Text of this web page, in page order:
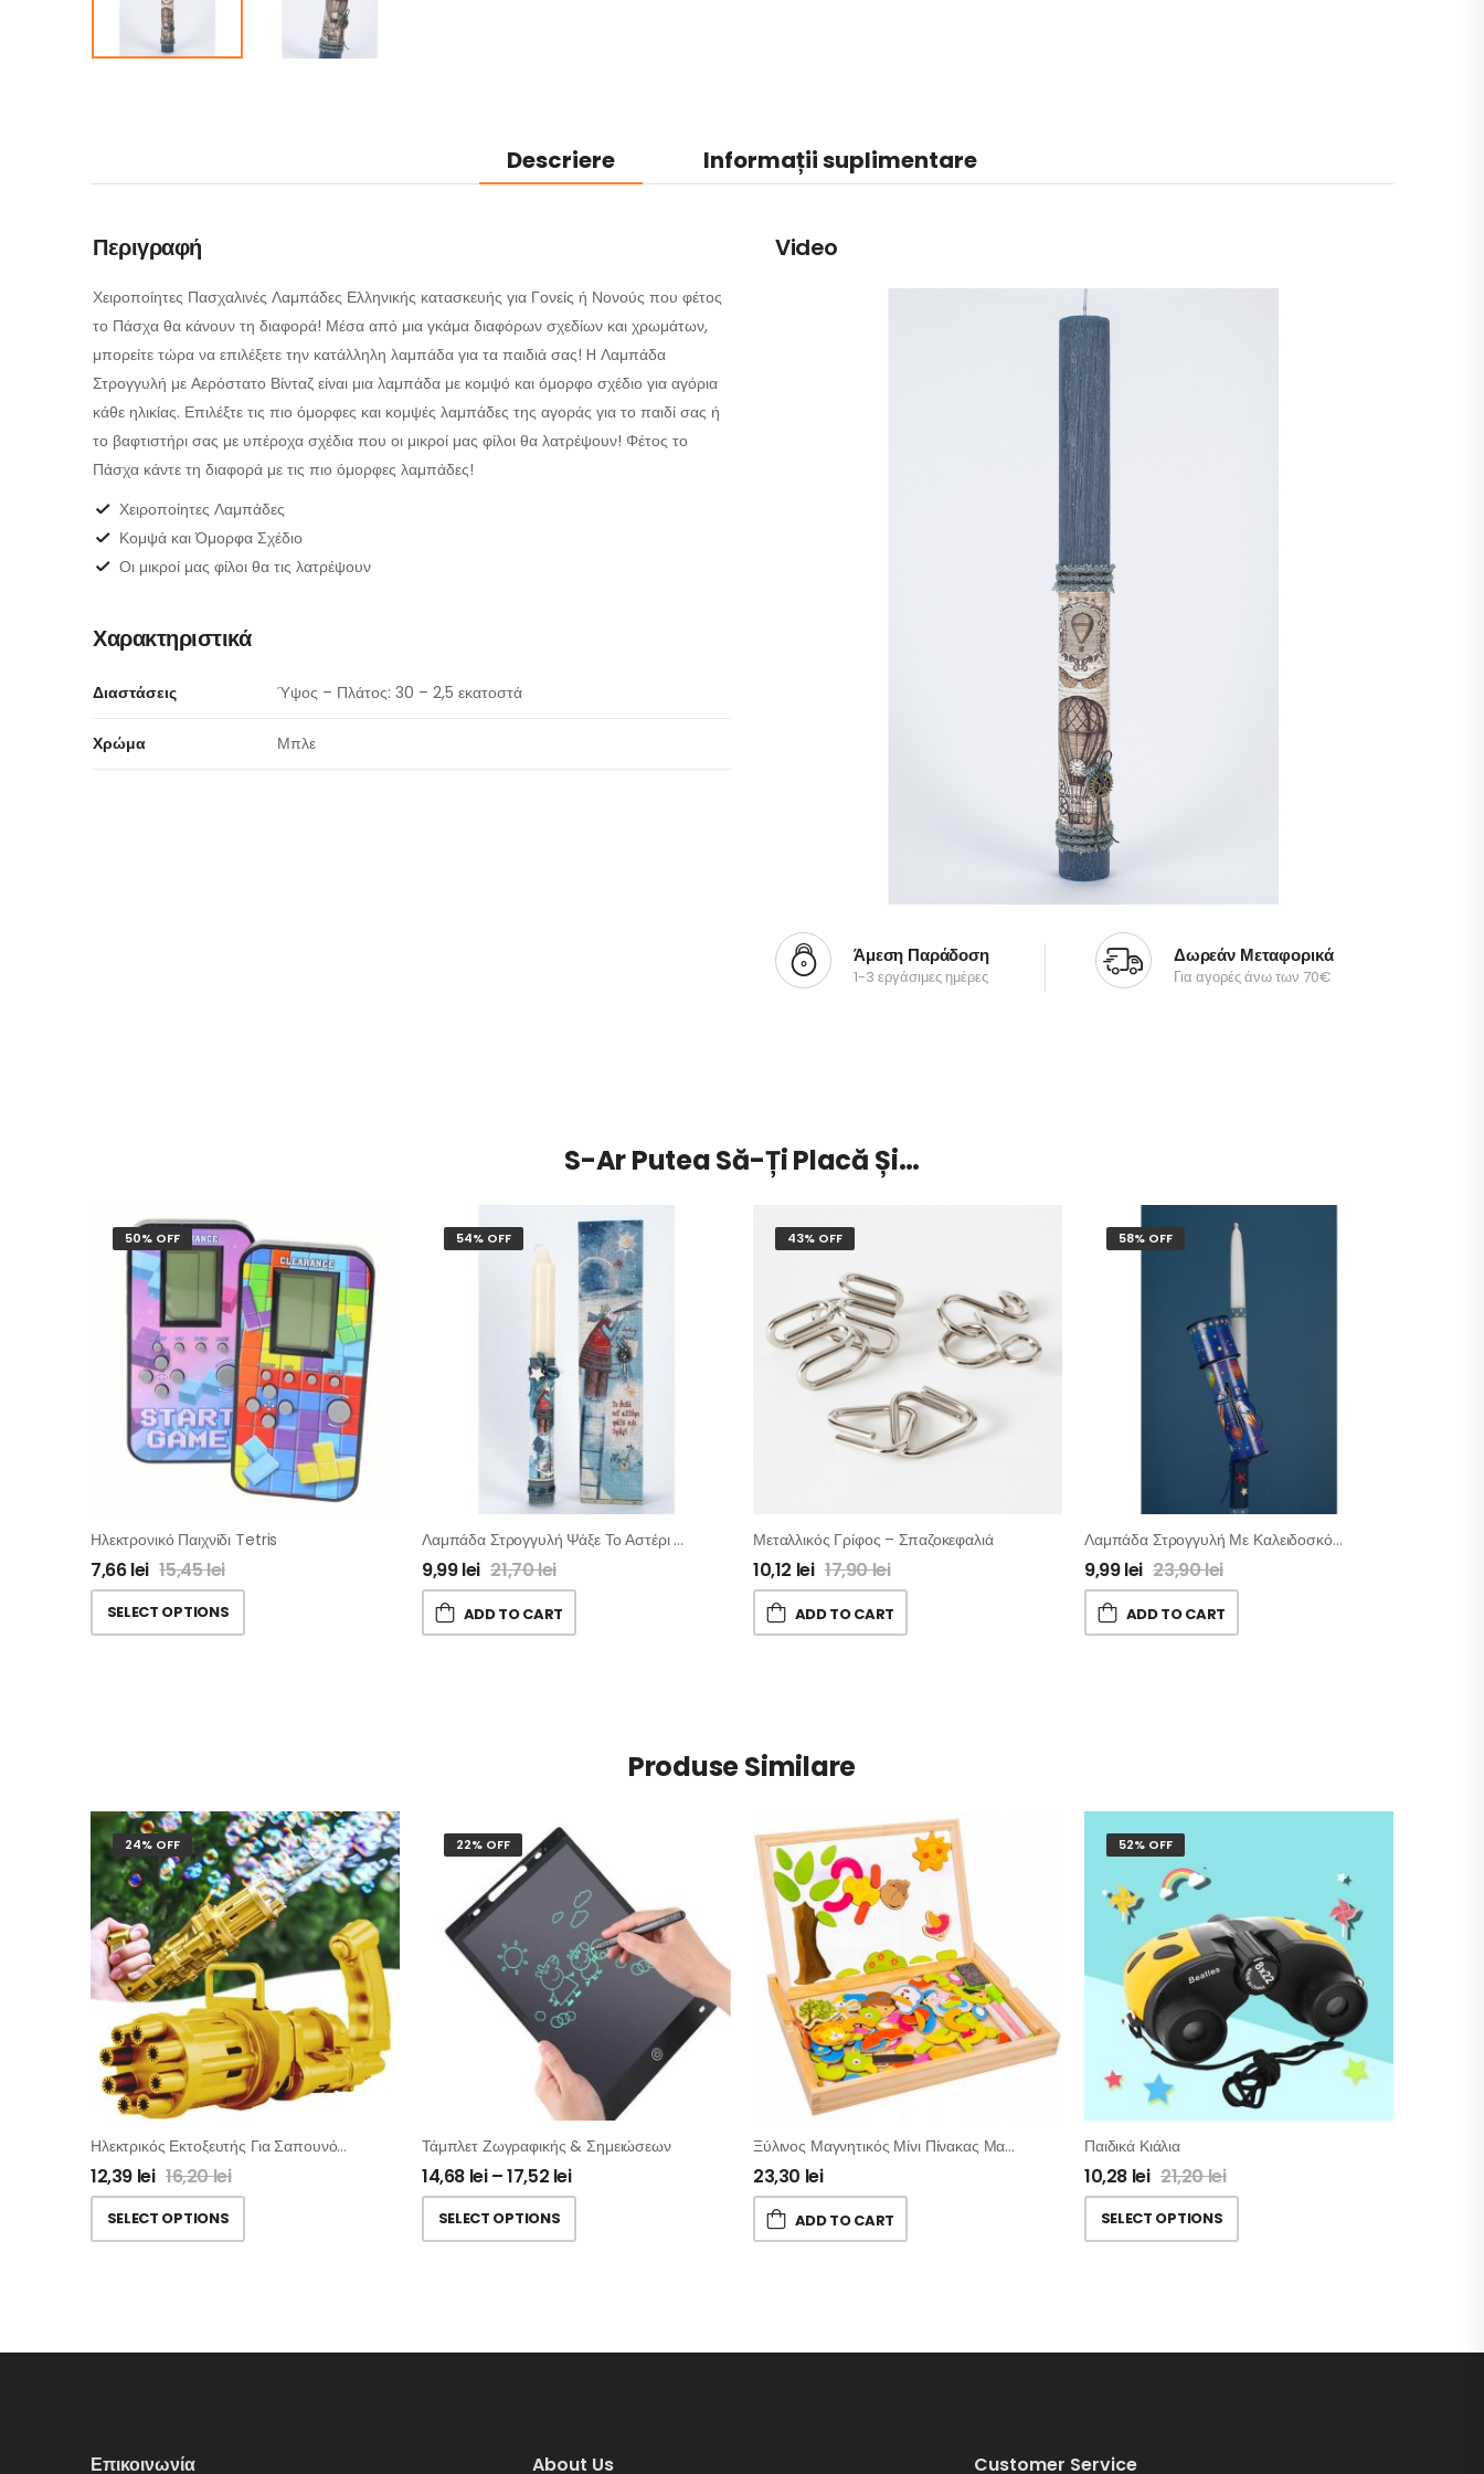
Descriere Informații suplimentare
Περιγραφή
Χειροποίητες Πασχαλινές Λαμπάδες Ελληνικής κατασκευής για Γονείς ή Νονούς που φέτος
το Πάσχα θα κάνουν τη διαφορά! Μέσα από μια γκάμα διαφόρων σχεδίων και χρωμάτων,
μπορείτε τώρα να επιλέξετε την κατάλληλη λαμπάδα για τα παιδιά σας! H Λαμπάδα
Στρογγυλή με Αερόστατο Βίνταζ είναι μια λαμπάδα με κομψό και όμορφο σχέδιο για αγόρια
κάθε ηλικίας. Επιλέξτε τις πιο όμορφες και κομψές λαμπάδες της αγοράς για το παιδί σας ή
το βαφτιστήρι σας με υπέροχα σχέδια που οι μικροί μας φίλοι θα λατρέψουν! Φέτος το
Πάσχα κάντε τη διαφορά με τις πιο όμορφες λαμπάδες!
Χειροποίητες Λαμπάδες
Κομψά και Όμορφα Σχέδιο
Οι μικροί μας φίλοι θα τις λατρέψουν
Χαρακτηριστικά
Διαστάσεις Ύψος – Πλάτος: 30 – 2,5 εκατοστά
Χρώμα Μπλε
Video
Άμεση Παράδοση
1-3 εργάσιμες ημέρες
Δωρεάν Μεταφορικά
Για αγορές άνω των 70€
S-Ar Putea Să-Ți Placă Și…
50% OFF
Ηλεκτρονικό Παιχνίδι Tetris
7,66lei 15,45lei
SELECT OPTIONS
54% OFF
Λαμπάδα Στρογγυλή Ψάξε Το Αστέρι Σου Με Υφασμάτινη Κασετίνα
9,99lei 21,70lei
ADD TO CART
43% OFF
Μεταλλικός Γρίφος – Σπαζοκεφαλιά
10,12 lei 17,90lei
ADD TO CART
58% OFF
Λαμπάδα Στρογγυλή Με Καλειδοσκόπιο
9,99lei 23,90lei
ADD TO CART
Produse Similare
24% OFF
Ηλεκτρικός Εκτοξευτής Για Σαπουνόφουσκες
12,39 lei 16,20lei
SELECT OPTIONS
22% OFF
Τάμπλετ Ζωγραφικής & Σημειώσεων
14,68 lei–17,52 lei
SELECT OPTIONS
Ξύλινος Μαγνητικός Μίνι Πίνακας Μαρκαδόρου – Κιμωλίας Με Παραστάσεις Παζλ
23,30 lei
ADD TO CART
52% OFF
Παιδικά Κιάλια
10,28 lei 21,20lei
SELECT OPTIONS
Επικοινωνία About Us Customer Service